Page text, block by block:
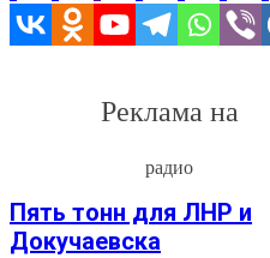
Реклама на
радио
Пять тонн для ЛНР и
Докучаевска